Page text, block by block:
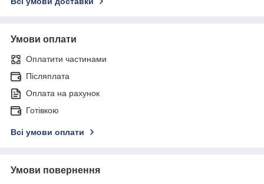
Умови оплати
Оплатити частинами
Післяплата
Оплата на рахунок
Готівкою
Всі умови оплати
Умови повернення